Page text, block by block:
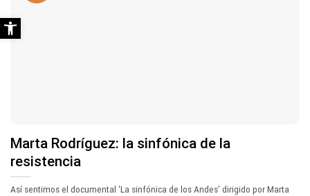
Marta Rodríguez: la sinfónica de la
resistencia
Así sentimos el documental ‘La sinfónica de los Andes’ dirigido por Marta
Abrir barra de herramientas